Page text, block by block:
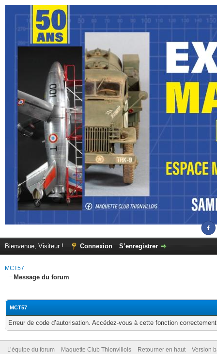
Bienvenue, Visiteur ! Connexion S’enregistrer
MCT57
Message du forum
MCT57
Erreur de code d’autorisation. Accédez-vous à cette fonction
L’équipe du forum Maquette Club Thionvillois Retourner en haut Version